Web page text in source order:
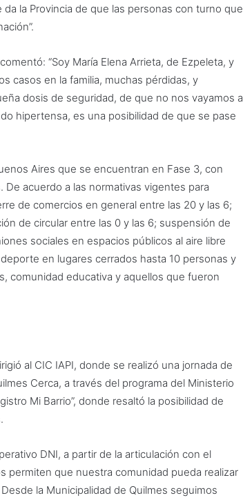
la Provincia de que las personas con turno que
“Soy María Elena Arrieta, de Ezpeleta, y
casos en la familia, muchas pérdidas, y
dosis de seguridad, de que no nos vayamos a
hipertensa, es una posibilidad de que se pase
Aires que se encuentran en Fase 3, con
acuerdo a las normativas vigentes para
de comercios en general entre las 20 y las 6;
de circular entre las 0 y las 6; suspensión de
sociales en espacios públicos al aire libre
en lugares cerrados hasta 10 personas y
comunidad educativa y aquellos que fueron
al CIC IAPI, donde se realizó una jornada de
Cerca, a través del programa del Ministerio
Mi Barrio”, donde resaltó la posibilidad de
DNI, a partir de la articulación con el
permiten que nuestra comunidad pueda realizar
la Municipalidad de Quilmes seguimos